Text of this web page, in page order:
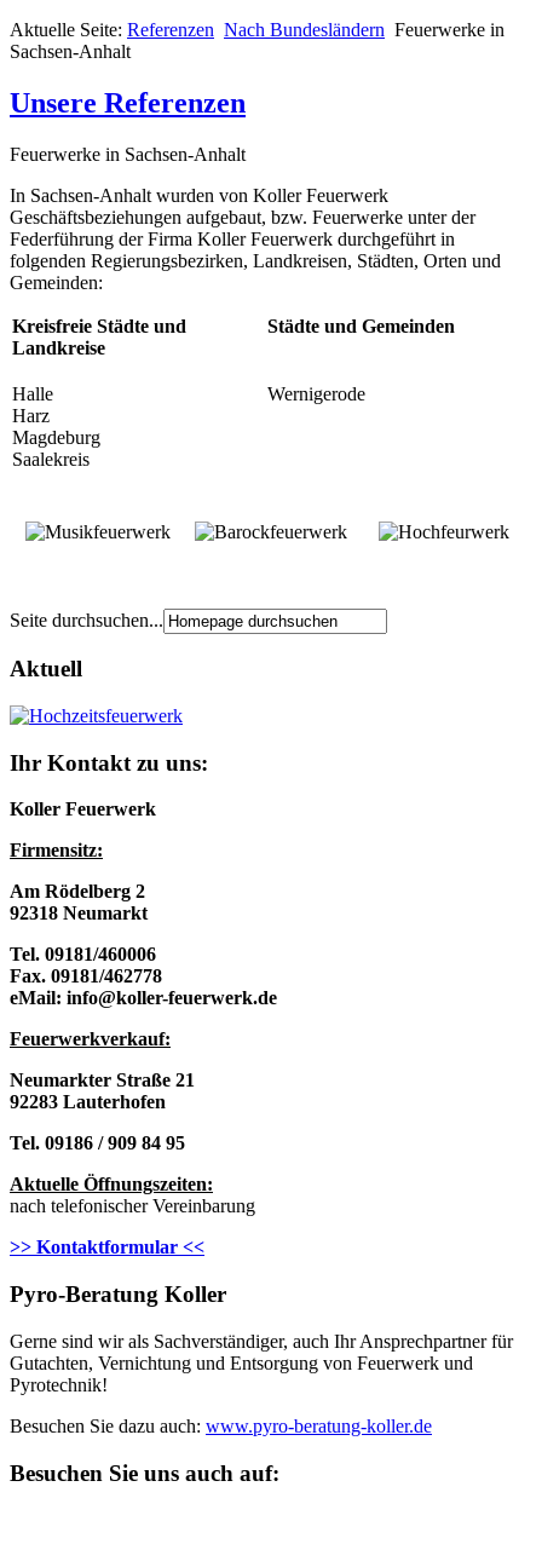
Aktuelle Seite: Referenzen Nach Bundesländern Feuerwerke in
Sachsen-Anhalt
Unsere Referenzen
Feuerwerke in Sachsen-Anhalt
In Sachsen-Anhalt wurden von Koller Feuerwerk
Geschäftsbeziehungen aufgebaut, bzw. Feuerwerke unter der
Federführung der Firma Koller Feuerwerk durchgeführt in
folgenden Regierungsbezirken, Landkreisen, Städten, Orten und
Gemeinden:
Kreisfreie Städte und
Landkreise
Städte und Gemeinden
Halle
Harz
Magdeburg
Saalekreis
Wernigerode
Seite durchsuchen...
Aktuell
Ihr Kontakt zu uns:
Koller Feuerwerk
Firmensitz:
Am Rödelberg 2
92318 Neumarkt
Tel. 09181/460006
Fax. 09181/462778
eMail: info@koller-feuerwerk.de
Feuerwerkverkauf:
Neumarkter Straße 21
92283 Lauterhofen
Tel. 09186 / 909 84 95
Aktuelle Öffnungszeiten:
nach telefonischer Vereinbarung
>> Kontaktformular <<
Pyro-Beratung Koller
Gerne sind wir als Sachverständiger, auch Ihr Ansprechpartner für
Gutachten, Vernichtung und Entsorgung von Feuerwerk und
Pyrotechnik!
Besuchen Sie dazu auch: www.pyro-beratung-koller.de
Besuchen Sie uns auch auf: